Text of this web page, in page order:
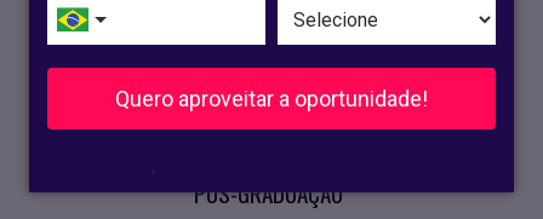
Quero aproveitar a oportunidade!
.
RECIFE
VESTIBULAR
CURSOS PRESENCIAIS
PÓS-GRADUAÇÃO